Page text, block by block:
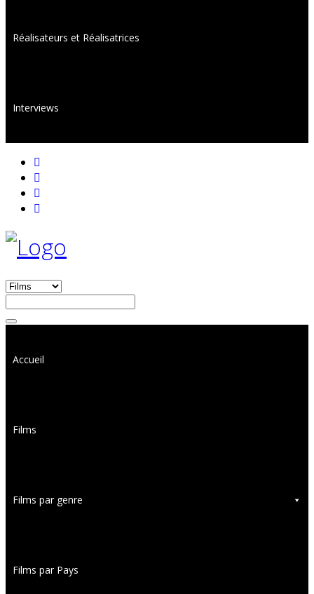
Réalisateurs et Réalisatrices
Interviews
Accueil
Films
Films par genre
Films par Pays